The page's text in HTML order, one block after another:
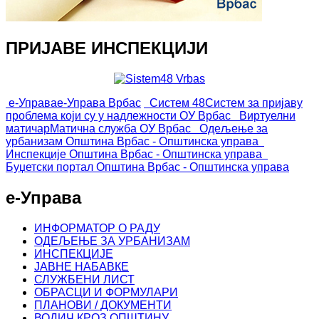
ПРИЈАВЕ ИНСПЕКЦИЈИ
е-Управае-Управа Врбас Систем 48Систем за пријаву
проблема који су у надлежности ОУ Врбас
Виртуелни
матичарМатична служба ОУ Врбас
Одељење за
урбанизам Општина Врбас - Општинска управа
Инспекције Општина Врбас - Општинска управа
Буџетски портал Општина Врбас - Општинска управа
е-Управа
ИНФОРМАТОР О РАДУ
ОДЕЉЕЊЕ ЗА УРБАНИЗАМ
ИНСПЕКЦИЈЕ
ЈАВНЕ НАБАВКЕ
СЛУЖБЕНИ ЛИСТ
ОБРАСЦИ И ФОРМУЛАРИ
ПЛАНОВИ / ДОКУМЕНТИ